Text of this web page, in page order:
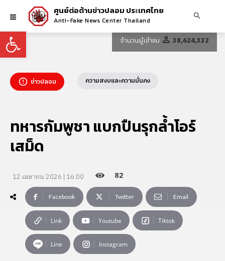
Open toolbar
ศูนย์ต่อต้านข่าวปลอม ประเทศไทย
Anti-Fake News Center Thailand
จำนวนผู้เข้าชม 38,624,332
ข่าวปลอม ความสงบและความมั่นคง
ทหารกัมพูชา แบกปืนรุกล้ำโอร์
เสม็ด
12 เมษายน 2026 | 16:00 82
Facebook Twitter Email
Link Youtube Tiktok
Line Instagram